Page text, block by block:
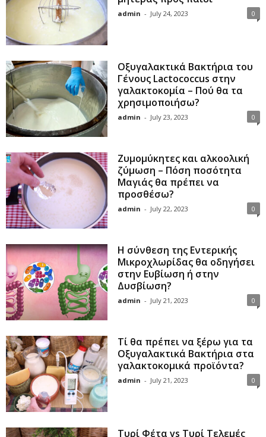
admin - July 24, 2023 0
Οξυγαλακτικά Βακτήρια του
Γένους Lactococcus στην
γαλακτοκομία – Πού θα τα
χρησιμοποιήσω?
admin - July 23, 2023 0
Ζυμομύκητες και αλκοολική
ζύμωση – Πόση ποσότητα
Μαγιάς θα πρέπει να
προσθέσω?
admin - July 22, 2023 0
Η σύνθεση της Εντερικής
Μικροχλωρίδας θα οδηγήσει
στην Ευβίωση ή στην
Δυσβίωση?
admin - July 21, 2023 0
Τί θα πρέπει να ξέρω για τα
Οξυγαλακτικά Βακτήρια στα
γαλακτοκομικά προϊόντα?
admin - July 21, 2023 0
Τυρί Φέτα vs Τυρί Τελεμές